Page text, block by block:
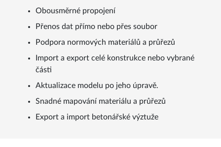
Obousměrné propojení
Přenos dat přímo nebo přes soubor
Podpora normových materiálů a průřezů
Import a export celé konstrukce nebo vybrané
části
Aktualizace modelu po jeho úpravě.
Snadné mapování materiálu a průřezů
Export a import betonářské výztuže